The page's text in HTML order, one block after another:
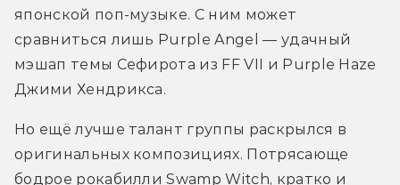
японской поп-музыке. С ним может
сравниться лишь Purple Angel — удачный
мэшап темы Сефирота из FF VII и Purple Haze
Джими Хендрикса.
Но ещё лучше талант группы раскрылся в
оригинальных композициях. Потрясающе
бодрое рокабилли Swamp Witch, кратко и